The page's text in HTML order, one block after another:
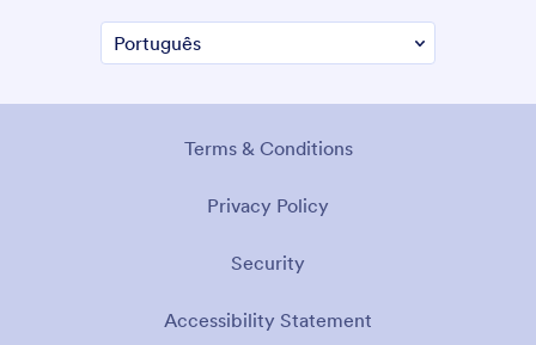
Terms & Conditions
Privacy Policy
Security
Accessibility Statement